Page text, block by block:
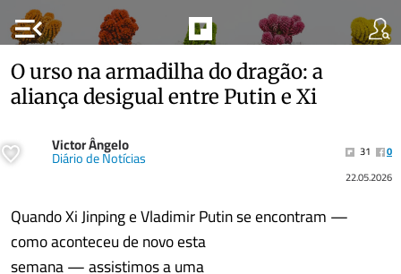
menu_open
O urso na armadilha do dragão: a
aliança desigual entre Putin e Xi
Victor Ângelo
Diário de Notícias 31
0
22.05.2026
Quando Xi Jinping e Vladimir Putin se encontram —
como aconteceu de novo esta
semana — assistimos a uma